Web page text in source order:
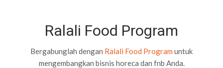
Ralali Food Program
Bergabunglah dengan Ralali Food Program untuk
mengembangkan bisnis horeca dan fnb Anda.